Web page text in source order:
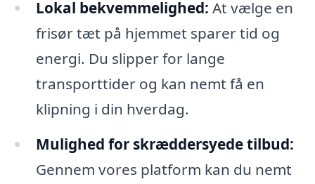
Lokal bekvemmelighed: At vælge en
frisør tæt på hjemmet sparer tid og
energi. Du slipper for lange
transporttider og kan nemt få en
klipning i din hverdag.
Mulighed for skræddersyede tilbud:
Gennem vores platform kan du nemt